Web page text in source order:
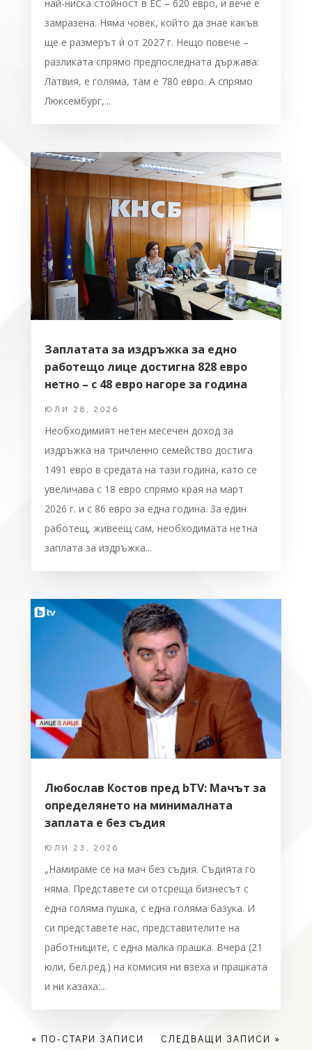
най-ниска стойност в ЕС – 620 евро, и вече е
замразена. Няма човек, който да знае какъв
ще е размерът ѝ от 2027 г. Нещо повече –
разликата спрямо предпоследната държава:
Латвия, е голяма, там е 780 евро. А спрямо
Люксембург,...
Заплатата за издръжка за едно
работещо лице достигна 828 евро
нетно – с 48 евро нагоре за година
ЮЛИ 28, 2026
Необходимият нетен месечен доход за
издръжка на тричленно семейство достига
1491 евро в средата на тази година, като се
увеличава с 18 евро спрямо края на март
2026 г. и с 86 евро за една година. За един
работещ, живеещ сам, необходимата нетна
заплата за издръжка...
Любослав Костов пред bTV: Мачът за
определянето на минималната
заплата е без съдия
ЮЛИ 23, 2026
„Намираме се на мач без съдия. Съдията го
няма. Представете си отсреща бизнесът с
една голяма пушка, с една голяма базука. И
си представете нас, представителите на
работниците, с една малка прашка. Вчера (21
юли, бел.ред.) на комисия ни взеха и прашката
и ни казаха:...
« ПО-СТАРИ ЗАПИСИ СЛЕДВАЩИ ЗАПИСИ »